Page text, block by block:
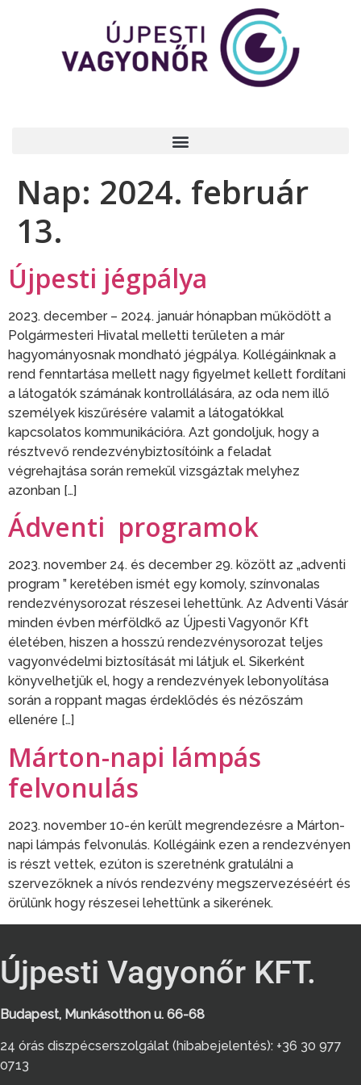
Nap: 2024. február
13.
Újpesti jégpálya
2023. december – 2024. január hónapban működött a
Polgármesteri Hivatal melletti területen a már
hagyományosnak mondható jégpálya. Kollégáinknak a
rend fenntartása mellett nagy figyelmet kellett fordítani
a látogatók számának kontrollálására, az oda nem illő
személyek kiszűrésére valamit a látogatókkal
kapcsolatos kommunikációra. Azt gondoljuk, hogy a
résztvevő rendezvénybiztosítóink a feladat
végrehajtása során remekül vizsgáztak melyhez
azonban […]
Ádventi programok
2023. november 24. és december 29. között az „adventi
program ” keretében ismét egy komoly, színvonalas
rendezvénysorozat részesei lehettünk. Az Adventi Vásár
minden évben mérföldkő az Újpesti Vagyonőr Kft
életében, hiszen a hosszú rendezvénysorozat teljes
vagyonvédelmi biztosítását mi látjuk el. Sikerként
könyvelhetjük el, hogy a rendezvények lebonyolítása
során a roppant magas érdeklődés és nézőszám
ellenére […]
Márton-napi lámpás
felvonulás
2023. november 10-én került megrendezésre a Márton-
napi lámpás felvonulás. Kollégáink ezen a rendezvényen
is részt vettek, ezúton is szeretnénk gratulálni a
szervezőknek a nívós rendezvény megszervezéséért és
örülünk hogy részesei lehettünk a sikerének.
Újpesti Vagyonőr KFT.
Budapest, Munkásotthon u. 66-68
24 órás diszpécserszolgálat (hibabejelentés): +36 30 977
0713